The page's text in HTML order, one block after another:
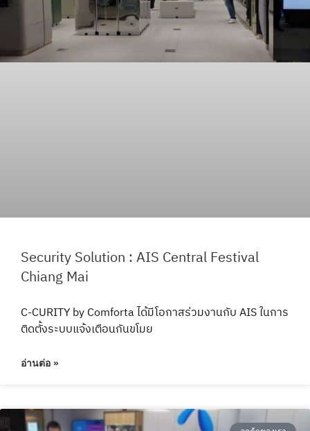
Security Solution : AIS Central Festival
Chiang Mai
C-CURITY by Comforta ได้มีโอกาสร่วมงานกับ AIS ในการ
ติดตั้งระบบแจ้งเตือนกันขโมย
อ่านต่อ »